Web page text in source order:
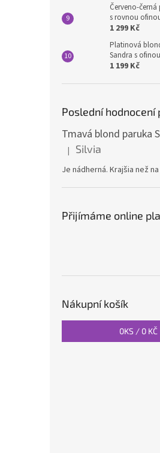
Červeno-
s rovnou
1 299 Kč
Platinová
Sandra s ofinou
1 199 Kč
Poslední hodnocení
Hodnocení produktu je 5 z
| Silvia
Je nádherná. Krajšia než
Přijímáme online
Nákupní košík
0KS / 0 KČ